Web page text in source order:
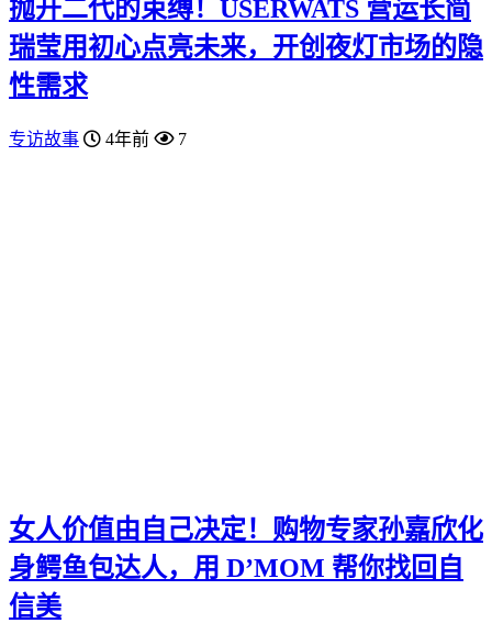
抛开二代的束缚！USERWATS 营运长简
瑞莹用初心点亮未来，开创夜灯市场的隐
性需求
专访故事 4年前 7
女人价值由自己决定！购物专家孙嘉欣化
身鳄鱼包达人，用 D’MOM 帮你找回自
信美